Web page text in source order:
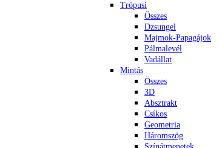
Trópusi
Összes
Dzsungel
Majmok-Papagájok
Pálmalevél
Vadállat
Mintás
Összes
3D
Absztrakt
Csíkos
Geometria
Háromszög